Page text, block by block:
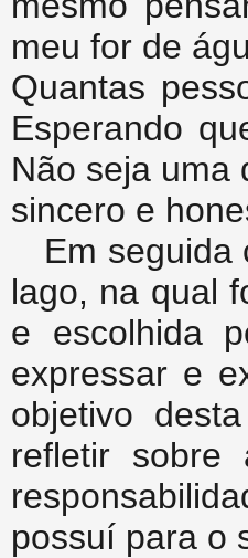
meu for de
Quantas
Esperando
Não seja uma
sincero e
Em seguida
lago, na qual
e escolhida
expressar e
objetivo
refletir sobre
possuí para o